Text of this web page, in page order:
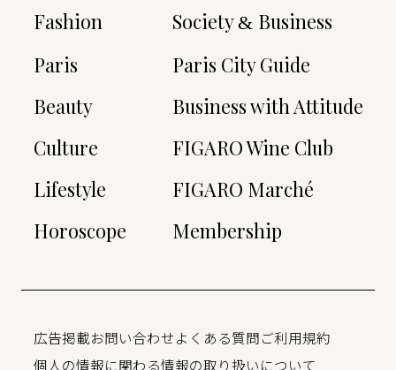
Fashion
Paris
Beauty
Culture
Lifestyle
Horoscope
Society& Business
Paris City Guide
Business with Attitude
FIGARO Wine Club
FIGARO Marché
Membership
広告掲載お問い合わせよくある質問ご利用規約
個人の情報に関わる情報の取り扱いについて